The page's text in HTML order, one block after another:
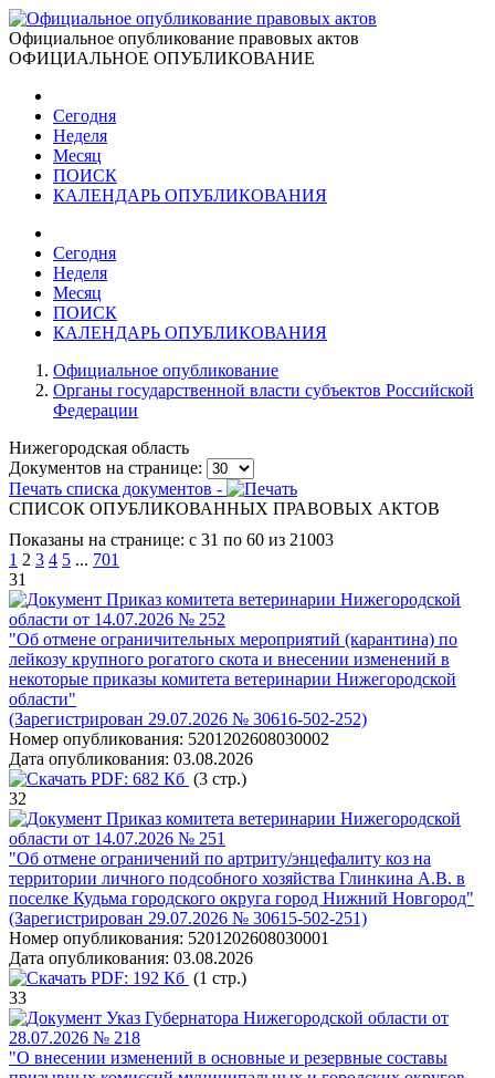
Официальное опубликование правовых актов
ОФИЦИАЛЬНОЕ ОПУБЛИКОВАНИЕ
Сегодня
Неделя
Месяц
ПОИСК
КАЛЕНДАРЬ ОПУБЛИКОВАНИЯ
Сегодня
Неделя
Месяц
ПОИСК
КАЛЕНДАРЬ ОПУБЛИКОВАНИЯ
Официальное опубликование
Органы государственной власти субъектов Российской
Федерации
Нижегородская область
Документов на странице:
Печать списка документов -
СПИСОК ОПУБЛИКОВАННЫХ ПРАВОВЫХ АКТОВ
Показаны на странице: с 31 по 60 из 21003
1 2 3 4 5 ... 701
31
Приказ комитета ветеринарии Нижегородской
области от 14.07.2026 № 252
"Об отмене ограничительных мероприятий (карантина) по
лейкозу крупного рогатого скота и внесении изменений в
некоторые приказы комитета ветеринарии Нижегородской
области"
(Зарегистрирован 29.07.2026 № 30616-502-252)
Номер опубликования: 5201202608030002
Дата опубликования: 03.08.2026
PDF: 682 Кб (3 стр.)
32
Приказ комитета ветеринарии Нижегородской
области от 14.07.2026 № 251
"Об отмене ограничений по артриту/энцефалиту коз на
территории личного подсобного хозяйства Глинкина А.В. в
поселке Кудьма городского округа город Нижний Новгород"
(Зарегистрирован 29.07.2026 № 30615-502-251)
Номер опубликования: 5201202608030001
Дата опубликования: 03.08.2026
PDF: 192 Кб (1 стр.)
33
Указ Губернатора Нижегородской области от
28.07.2026 № 218
"О внесении изменений в основные и резервные составы